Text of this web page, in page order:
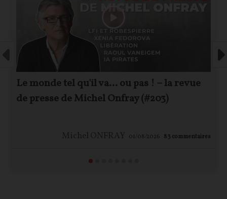
Le monde tel qu'il va… ou pas ! – la revue
de presse de Michel Onfray (#203)
01/08/2026 83 commentaires